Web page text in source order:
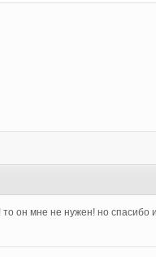
он мне не нужен! но спасибо